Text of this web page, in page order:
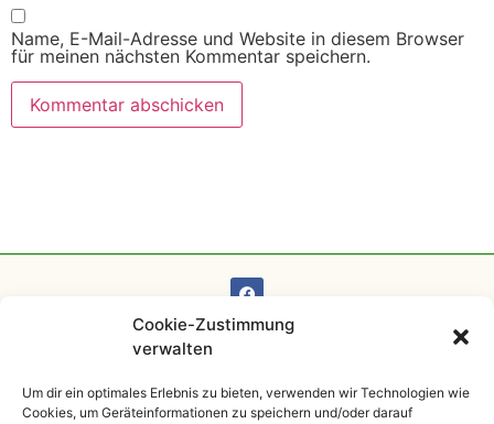
Cookie-Zustimmung
verwalten
Um dir ein optimales Erlebnis zu bieten, verwenden wir Technologien wie
Cookies, um Geräteinformationen zu speichern und/oder darauf
Name, E-Mail-Adresse und Website in diesem Browser
für meinen nächsten Kommentar speichern.
Impressum Kontakt